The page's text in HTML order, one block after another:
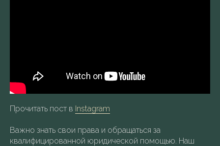
Прочитать пост в Instagram
Важно знать свои права и обращаться за
квалифицированной юридической помощью. Наш